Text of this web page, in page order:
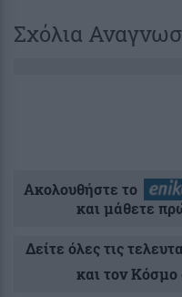
Σχόλια
Ακολουθήστε το
και μάθετε
Δείτε όλες τις
και τον Κόσμο